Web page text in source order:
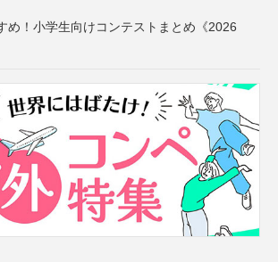
め！小学生向けコンテストまとめ《2026